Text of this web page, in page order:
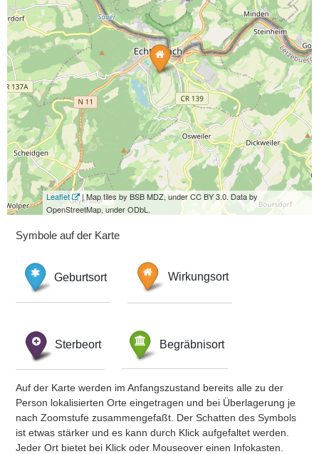
Leaflet
| Map tiles by BSB MDZ, under CC BY 3.0. Data by
OpenStreetMap, under ODbL.
Symbole auf der Karte
Geburtsort Wirkungsort
Sterbeort Begräbnisort
Auf der Karte werden im Anfangszustand bereits alle zu der
Person lokalisierten Orte eingetragen und bei Überlagerung je
nach Zoomstufe zusammengefaßt. Der Schatten des Symbols
ist etwas stärker und es kann durch Klick aufgefaltet werden.
Jeder Ort bietet bei Klick oder Mouseover einen Infokasten.